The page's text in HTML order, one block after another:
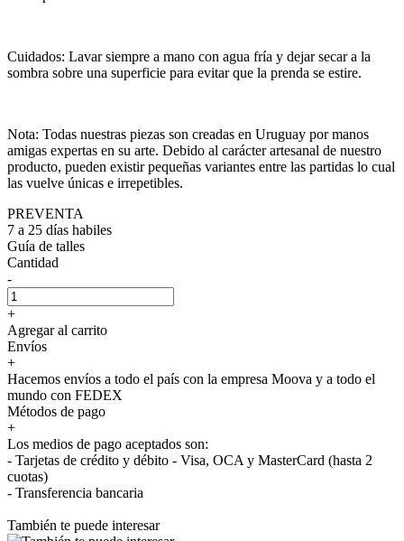
Cuidados: Lavar siempre a mano con agua fría y dejar secar a la
sombra sobre una superficie para evitar que la prenda se estire.
Nota: Todas nuestras piezas son creadas en Uruguay por manos
amigas expertas en su arte. Debido al carácter artesanal de nuestro
producto, pueden existir pequeñas variantes entre las partidas lo cual
las vuelve únicas e irrepetibles.
PREVENTA
7 a 25 días habiles
Guía de talles
Cantidad
-
+
Agregar al carrito
Envíos
+
Hacemos envíos a todo el país con la empresa Moova y a todo el
mundo con FEDEX
Métodos de pago
+
Los medios de pago aceptados son:
- Tarjetas de crédito y débito - Visa, OCA y MasterCard (hasta 2
cuotas)
- Transferencia bancaria
También te puede interesar